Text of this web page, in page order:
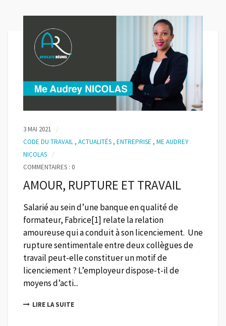
3 MAI 2021
CODE DU TRAVAIL , ACTUALITÉS , ENTREPRISE , ME AUDREY
NICOLAS
COMMENTAIRES : 0
AMOUR, RUPTURE ET TRAVAIL
Salarié au sein d’une banque en qualité de
formateur, Fabrice[1] relate la relation
amoureuse qui a conduit à son licenciement. Une
rupture sentimentale entre deux collègues de
travail peut-elle constituer un motif de
licenciement ? L’employeur dispose-t-il de
moyens d’acti...
LIRE LA SUITE